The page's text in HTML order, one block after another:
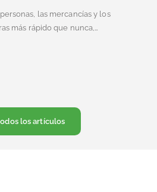
las mercancías y los
más rápido que nunca,…
los artículos